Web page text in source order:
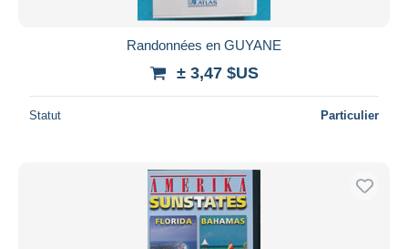
Randonnées en GUYANE
± 3,47 $US
Statut Particulier